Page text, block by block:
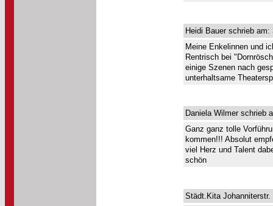
Heidi Bauer schrieb am:
Meine Enkelinnen und
Rentrisch bei
einige Szenen nach
unterhaltsame
Daniela Wilmer schrieb
Ganz ganz tolle
kommen!!! Absolut
viel Herz und Talent
schön
Städt.Kita